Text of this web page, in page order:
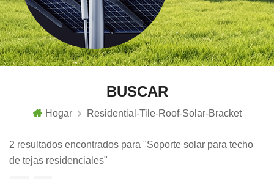
BUSCAR
Hogar Residential-Tile-Roof-Solar-Bracket
2 resultados encontrados para "Soporte solar para techo
de tejas residenciales"